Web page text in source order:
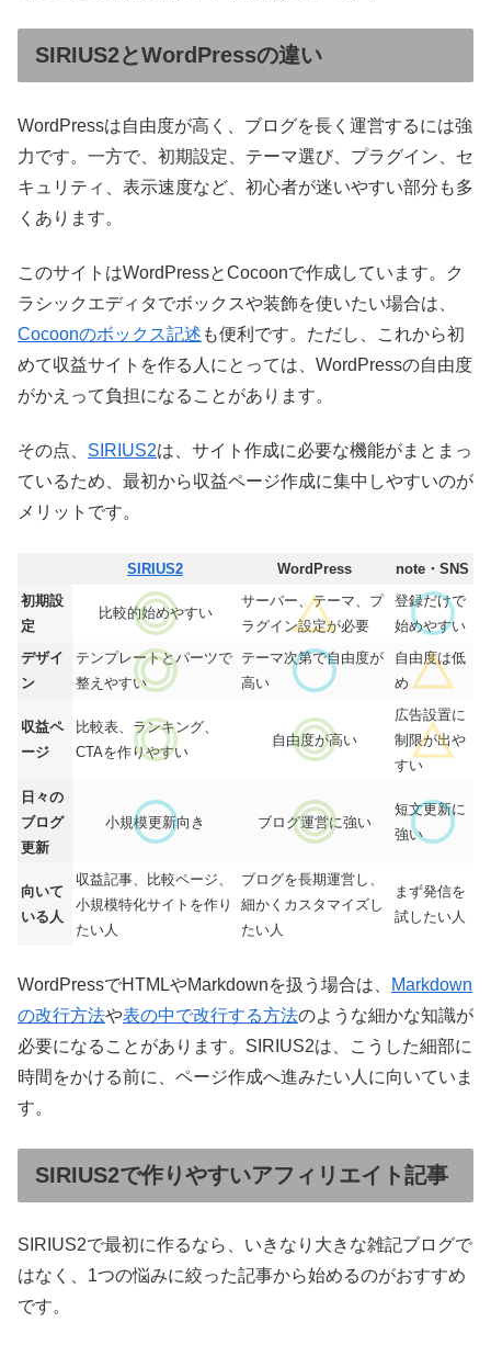
SIRIUS2とWordPressの違い
WordPressは自由度が高く、ブログを長く運営するには強
力です。一方で、初期設定、テーマ選び、プラグイン、セ
キュリティ、表示速度など、初心者が迷いやすい部分も多
くあります。
このサイトはWordPressとCocoonで作成しています。ク
ラシックエディタでボックスや装飾を使いたい場合は、
Cocoonのボックス記述 も便利です。ただし、これから初
めて収益サイトを作る人にとっては、WordPressの自由度
がかえって負担になることがあります。
その点、 SIRIUS2は、サイト作成に必要な機能がまとまっ
ているため、最初から収益ページ作成に集中しやすいのが
メリットです。
SIRIUS2 WordPress
note・SNS
初期設
定
比較的始めやすい
サーバー、テーマ、プ
ラグイン設定が必要
登録だけで
始めやすい
デザイ
ン
テンプレートとパーツで
整えやすい
テーマ次第で自由度が
高い
自由度は低
め
収益ペ
ージ
比較表、ランキング、
CTAを作りやすい
自由度が高い
広告設置に
制限が出や
すい
日々の
ブログ
更新
小規模更新向き ブログ運営に強い
短文更新に
強い
向いて
いる人
収益記事、比較ページ、
小規模特化サイトを作り
たい人
ブログを長期運営し、
細かくカスタマイズし
たい人
まず発信を
試したい人
WordPressでHTMLやMarkdownを扱う場合は、
Markdown
の改行方法や表の中で改行する方法のような細かな知識が
必要になることがあります。SIRIUS2は、こうした細部に
時間をかける前に、ページ作成へ進みたい人に向いていま
す。
SIRIUS2で作りやすいアフィリエイト記事
SIRIUS2で最初に作るなら、いきなり大きな雑記ブログで
はなく、1つの悩みに絞った記事から始めるのがおすすめ
です。